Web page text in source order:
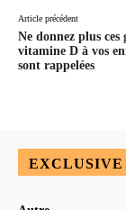
Article précédent
Ne donnez plus ces
vitamine D à vos
sont rappelées
EXCLUSIVE